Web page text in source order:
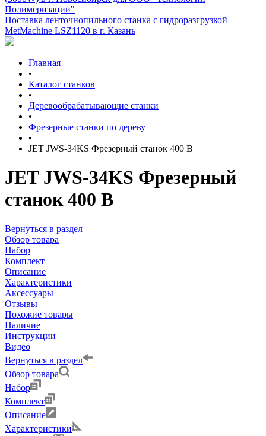
Полимеризации"
Поставка ленточнопильного станка c гидроразгрузкой
MetMachine LSZ1120 в г. Казань
Главная
•
Каталог станков
•
Деревообрабатывающие станки
•
Фрезерные станки по дереву
•
JET JWS-34KS Фрезерный станок 400 В
JET JWS-34KS Фрезерный
станок 400 В
Вернуться в раздел
Обзор товара
Набор
Комплект
Описание
Характеристики
Аксессуары
Отзывы
Похожие товары
Наличие
Инструкции
Видео
Вернуться в раздел
Обзор товара
Набор
Комплект
Описание
Характеристики